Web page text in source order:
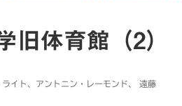
旧体育館（2）
イト、アントニン・レーモンド、 遠藤